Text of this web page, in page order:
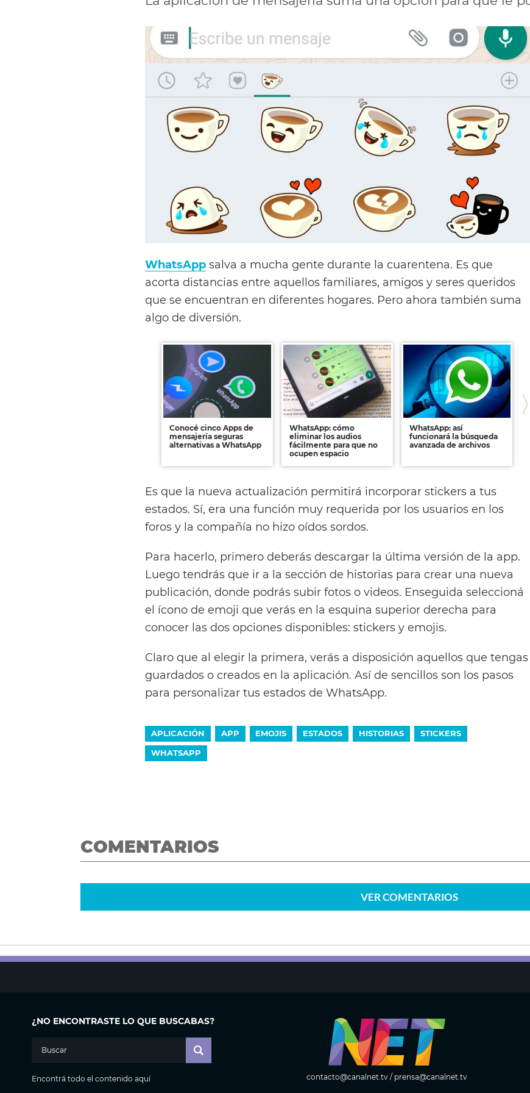
WhatsApp salva a mucha gente durante la cuarentena. Es que
acorta distancias entre aquellos familiares, amigos y seres queridos
que se encuentran en diferentes hogares. Pero ahora también suma
algo de diversión.
Conocé cinco Apps de
mensajería seguras
alternativas a WhatsApp
WhatsApp: cómo
eliminar los audios
fácilmente para que no
ocupen espacio
WhatsApp: así
funcionará la búsqueda
avanzada de archivos
Es que la nueva actualización permitirá incorporar stickers a tus
estados. Sí, era una función muy requerida por los usuarios en los
foros y la compañía no hizo oídos sordos.
Para hacerlo, primero deberás descargar la última versión de la app.
Luego tendrás que ir a la sección de historias para crear una nueva
publicación, donde podrás subir fotos o videos. Enseguida seleccioná
el ícono de emoji que verás en la esquina superior derecha para
conocer las dos opciones disponibles: stickers y emojis.
Claro que al elegir la primera, verás a disposición aquellos que tengas
guardados o creados en la aplicación. Así de sencillos son los pasos
para personalizar tus estados de WhatsApp.
APLICACIÓN APP EMOJIS ESTADOS HISTORIAS
STICKERS
WHATSAPP
COMENTARIOS
VERCOMENTARIOS
¿NO ENCONTRASTE LO QUE BUSCABAS?
Encontrá todo el contenido aquí contacto@canalnet.tv/ prensa@canalnet.tv